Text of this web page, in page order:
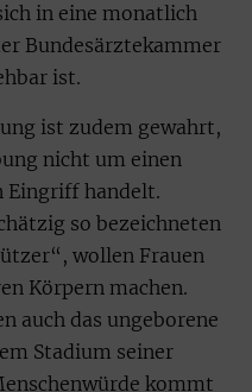
in eine monatlich
Bundesärztekammer
ist.
ist zudem gewahrt,
nicht um einen
Eingriff handelt.
so bezeichneten
wollen Frauen
Körpern machen.
auch das ungeborene
Stadium seiner
kommt